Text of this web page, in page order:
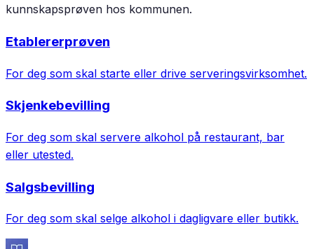
kunnskapsprøven hos kommunen.
Etablererprøven
For deg som skal starte eller drive serveringsvirksomhet.
Skjenkebevilling
For deg som skal servere alkohol på restaurant, bar
eller utested.
Salgsbevilling
For deg som skal selge alkohol i dagligvare eller butikk.